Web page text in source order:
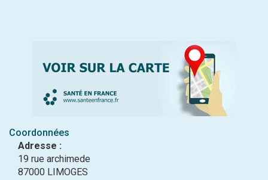
Coordonnées
Adresse :
19 rue archimede
87000 LIMOGES